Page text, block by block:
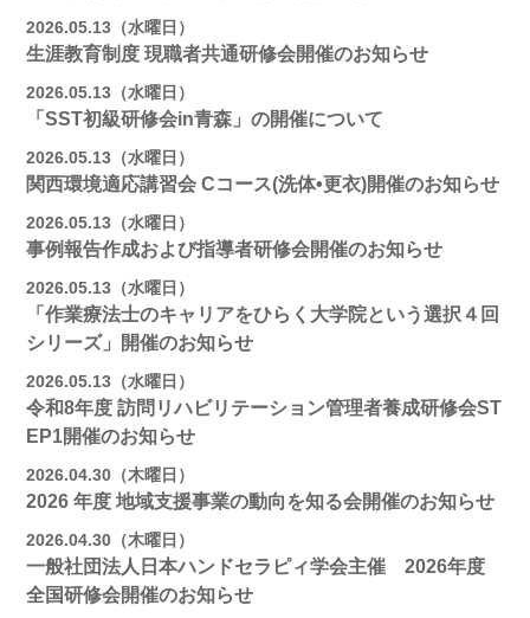
2026.05.13（水曜日）
生涯教育制度 現職者共通研修会開催のお知らせ
2026.05.13（水曜日）
「SST初級研修会in青森」の開催について
2026.05.13（水曜日）
関西環境適応講習会 Cコース(洗体•更衣)開催のお知らせ
2026.05.13（水曜日）
事例報告作成および指導者研修会開催のお知らせ
2026.05.13（水曜日）
「作業療法士のキャリアをひらく大学院という選択４回
シリーズ」開催のお知らせ
2026.05.13（水曜日）
令和8年度 訪問リハビリテーション管理者養成研修会ST
EP1開催のお知らせ
2026.04.30（木曜日）
2026 年度 地域支援事業の動向を知る会開催のお知らせ
2026.04.30（木曜日）
一般社団法人日本ハンドセラピィ学会主催 2026年度
全国研修会開催のお知らせ